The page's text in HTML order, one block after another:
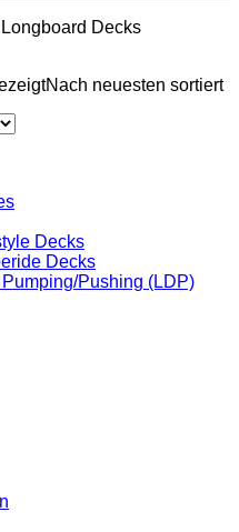
Decks
Nach neuesten sortiert
Decks
Decks
Pushing (LDP)